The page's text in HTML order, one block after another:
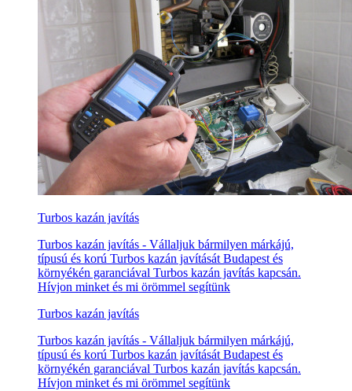
Turbos kazán javítás
Turbos kazán javítás - Vállaljuk bármilyen márkájú,
típusú és korú Turbos kazán javítását Budapest és
környékén garanciával Turbos kazán javítás kapcsán.
Hívjon minket és mi örömmel segítünk
Turbos kazán javítás
Turbos kazán javítás - Vállaljuk bármilyen márkájú,
típusú és korú Turbos kazán javítását Budapest és
környékén garanciával Turbos kazán javítás kapcsán.
Hívjon minket és mi örömmel segítünk